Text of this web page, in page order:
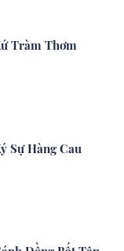
Tràm Thơm
Sự Hàng Cau